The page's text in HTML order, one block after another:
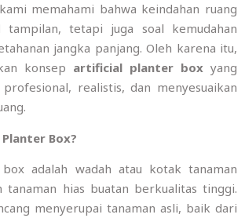
memahami bahwa keindahan ruang
tampilan, tetapi juga soal kemudahan
jangka panjang. Oleh karena itu,
konsep artificial planter box yang
realistis, dan menyesuaikan
Box?
adalah wadah atau kotak tanaman
tanaman hias buatan berkualitas tinggi.
menyerupai tanaman asli, baik dari